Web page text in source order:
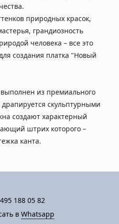
природных красок,
грандиозность
человека – все это
создания платка "Новый
из премиального
скульптурными
создают характерный
штрих которого –
канта.
188 05 82
в Whatsapp